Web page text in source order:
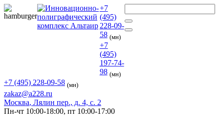
+7
(495)
228-09-
58 (мн)
+7
(495)
197-74-
98 (мн)
+7 (495) 228-09-58 (мн)
zakaz@a228.ru
Москва, Лялин пер., д. 4, с. 2
Пн-чт 10:00-18:00, пт 10:00-17:00